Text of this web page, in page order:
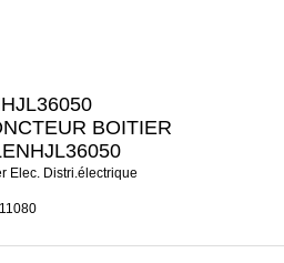
BOITIER
Elec. Distri.électrique